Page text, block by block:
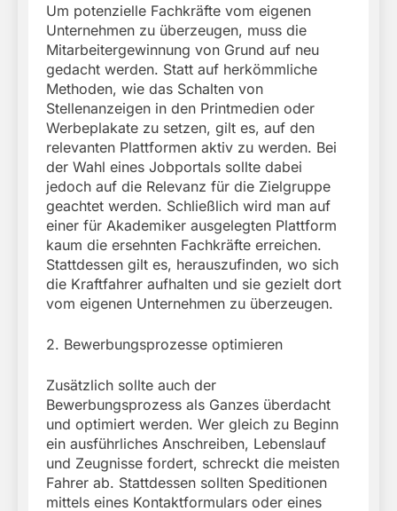
Um potenzielle Fachkräfte vom eigenen
Unternehmen zu überzeugen, muss die
Mitarbeitergewinnung von Grund auf neu
gedacht werden. Statt auf herkömmliche
Methoden, wie das Schalten von
Stellenanzeigen in den Printmedien oder
Werbeplakate zu setzen, gilt es, auf den
relevanten Plattformen aktiv zu werden. Bei
der Wahl eines Jobportals sollte dabei
jedoch auf die Relevanz für die Zielgruppe
geachtet werden. Schließlich wird man auf
einer für Akademiker ausgelegten Plattform
kaum die ersehnten Fachkräfte erreichen.
Stattdessen gilt es, herauszufinden, wo sich
die Kraftfahrer aufhalten und sie gezielt dort
vom eigenen Unternehmen zu überzeugen.
2. Bewerbungsprozesse optimieren
Zusätzlich sollte auch der
Bewerbungsprozess als Ganzes überdacht
und optimiert werden. Wer gleich zu Beginn
ein ausführliches Anschreiben, Lebenslauf
und Zeugnisse fordert, schreckt die meisten
Fahrer ab. Stattdessen sollten Speditionen
mittels eines Kontaktformulars oder eines